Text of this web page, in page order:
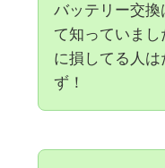
バッテリー交換
て知っていま
に損してる人
ず！